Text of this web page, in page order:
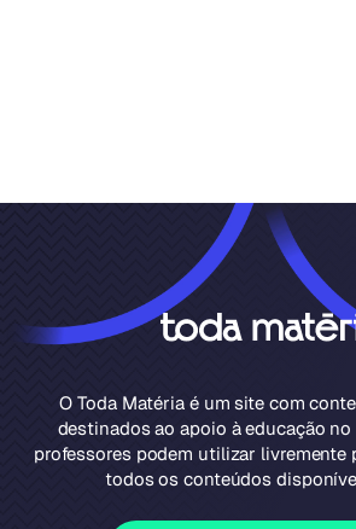
O Toda Matéria é um site com
destinados ao apoio à educação
professores podem utilizar livremente
todos os conteúdos